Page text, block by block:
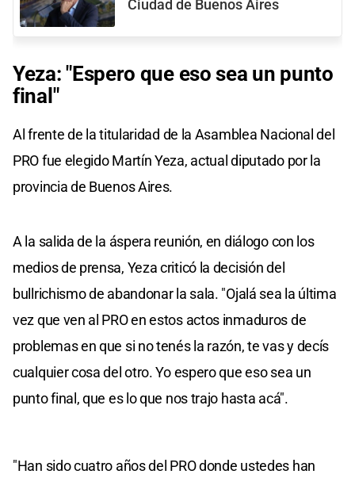
Ciudad de Buenos Aires
Yeza: "Espero que eso sea un punto
final"
Al frente de la titularidad de la Asamblea Nacional del
PRO fue elegido Martín Yeza, actual diputado por la
provincia de Buenos Aires.
A la salida de la áspera reunión, en diálogo con los
medios de prensa, Yeza criticó la decisión del
bullrichismo de abandonar la sala. "Ojalá sea la última
vez que ven al PRO en estos actos inmaduros de
problemas en que si no tenés la razón, te vas y decís
cualquier cosa del otro. Yo espero que eso sea un
punto final, que es lo que nos trajo hasta acá".
"Han sido cuatro años del PRO donde ustedes han